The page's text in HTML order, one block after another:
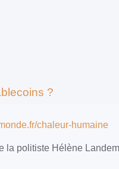
?
chaleur-humaine
politiste Hélène